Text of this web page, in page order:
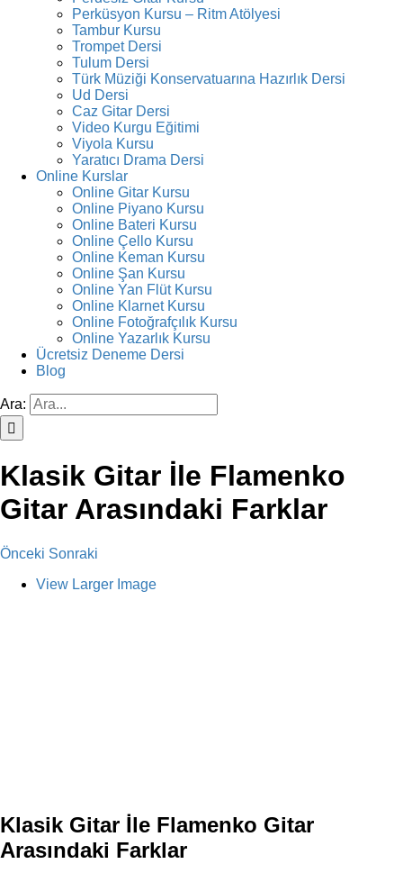
Perküsyon Kursu – Ritm Atölyesi
Tambur Kursu
Trompet Dersi
Tulum Dersi
Türk Müziği Konservatuarına Hazırlık Dersi
Ud Dersi
Caz Gitar Dersi
Video Kurgu Eğitimi
Viyola Kursu
Yaratıcı Drama Dersi
Online Kurslar
Online Gitar Kursu
Online Piyano Kursu
Online Bateri Kursu
Online Çello Kursu
Online Keman Kursu
Online Şan Kursu
Online Yan Flüt Kursu
Online Klarnet Kursu
Online Fotoğrafçılık Kursu
Online Yazarlık Kursu
Ücretsiz Deneme Dersi
Blog
Ara:
Klasik Gitar İle Flamenko
Gitar Arasındaki Farklar
Önceki Sonraki
View Larger Image
Klasik Gitar İle Flamenko Gitar
Arasındaki Farklar